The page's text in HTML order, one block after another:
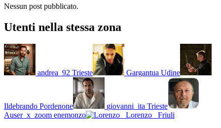
Nessun post pubblicato.
Utenti nella stessa zona
andrea_92 Trieste Gargantua Udine
Ildebrando Pordenone giovanni_ita Trieste
Auser_x_zoom enemonzo Lorenzo_ Friuli